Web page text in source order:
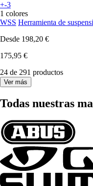
+-3
1 colores
WSS Herramienta de
Desde 198,20 €
175,95 €
24 de 291 productos
Ver más
Todas nuestras